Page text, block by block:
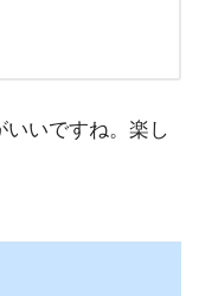
いですね。楽し